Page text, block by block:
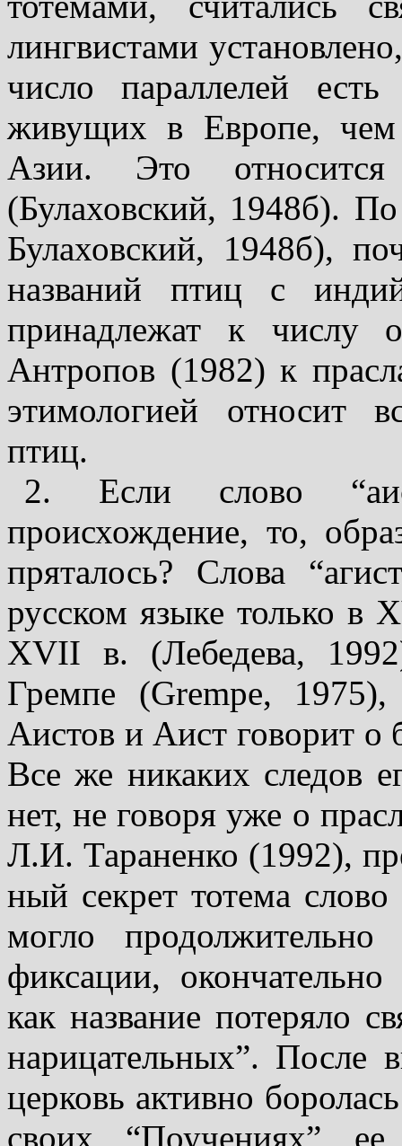
лингвистами
число параллелей
живущих в Европе,
Азии. Это
(Булаховский, 1948б).
Булаховский, 1948б),
названий птиц с
принадлежат к числу
Антропов (1982) к
этимологией относит
птиц.
2. Если слово
происхождение, то,
пряталось? Слова
русском языке только
XVII в. (Лебедева,
Гремпе (Grempe,
Аистов и Аист говорит о
Все же никаких следов
нет, не говоря уже о
Л.И. Тараненко (1992),
ный секрет тотема
могло продолжительно
фиксации,
как название потеряло
нарицательных”. После
церковь активно
своих “Поучениях”